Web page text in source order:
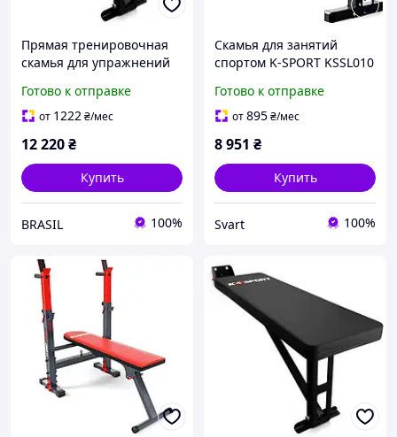
Прямая тренировочная
скамья для упражнений
:BRASIL:
Готово к отправке
от 1222₴/мес
12 220₴
Купить
BRASIL 100%
Скамья для занятий
спортом K-SPORT KSSL010
products-for-life-
Готово к отправке
от895₴/мес
8 951 ₴
Купить
Svart 100%